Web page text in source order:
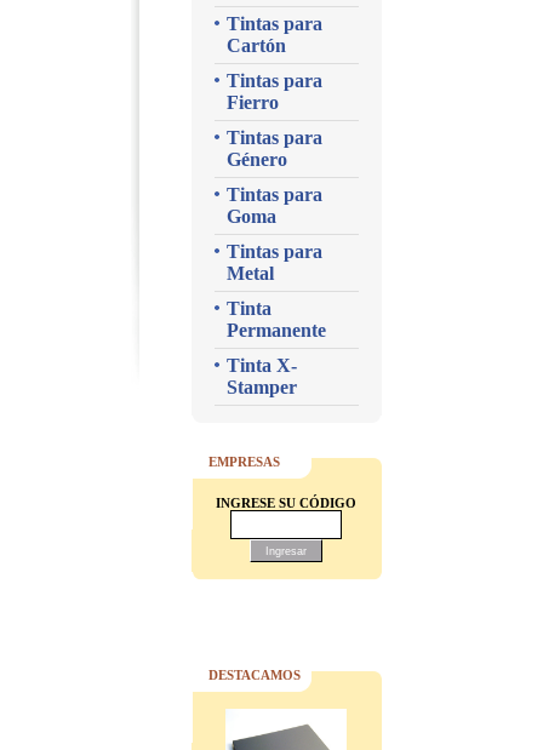
Tintas para
Cartón
Tintas para
Fierro
Tintas para
Género
Tintas para
Goma
Tintas para
Metal
Tinta
Permanente
Tinta X-
Stamper
EMPRESAS
INGRESE SU CÓDIGO
DESTACAMOS